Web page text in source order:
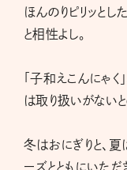
ほんのりピリッと
と相性よし。
「子和えこんにゃ
は取り扱いがないと
冬はおにぎりと、夏
ーズとともにいただ